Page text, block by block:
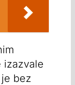
izazvale
bez